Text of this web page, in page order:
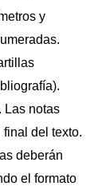
y
Las notas
del texto.
deberán
el formato